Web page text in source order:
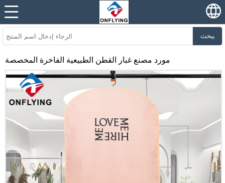
يبحث
مورد مصنع غبار القطن الطبيعية الفاخرة المخصصة